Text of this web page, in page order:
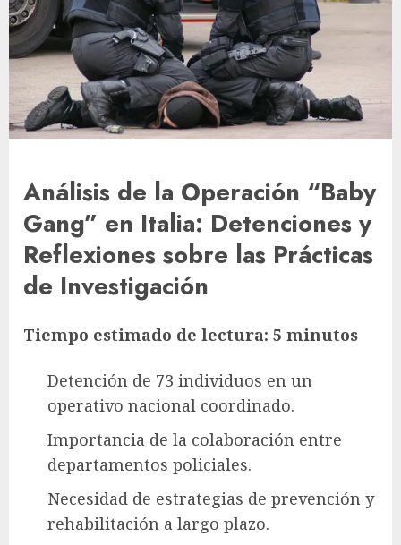
Análisis de la Operación “Baby
Gang” en Italia: Detenciones y
Reflexiones sobre las Prácticas
de Investigación
Tiempo estimado de lectura: 5 minutos
Detención de 73 individuos en un
operativo nacional coordinado.
Importancia de la colaboración entre
departamentos policiales.
Necesidad de estrategias de prevención y
rehabilitación a largo plazo.